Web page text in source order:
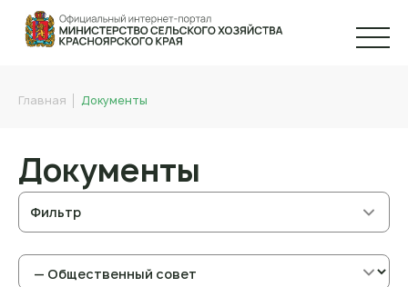
Главная Документы
Документы
Фильтр